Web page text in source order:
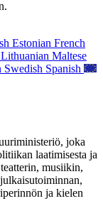
Estonian French
Lithuanian Maltese
Swedish Spanish
joka
laatimisesta ja
musiikin,
ja kielen